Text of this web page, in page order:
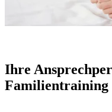
Ihre
Familientraining